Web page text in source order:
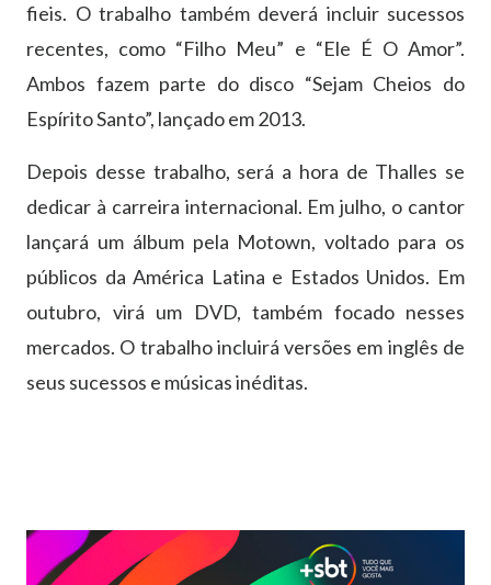
fieis. O trabalho também deverá incluir sucessos
recentes, como “Filho Meu” e “Ele É O Amor”.
Ambos fazem parte do disco “Sejam Cheios do
Espírito Santo”, lançado em 2013.
Depois desse trabalho, será a hora de Thalles se
dedicar à carreira internacional. Em julho, o cantor
lançará um álbum pela Motown, voltado para os
públicos da América Latina e Estados Unidos. Em
outubro, virá um DVD, também focado nesses
mercados. O trabalho incluirá versões em inglês de
seus sucessos e músicas inéditas.